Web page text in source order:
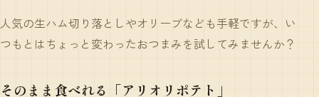
人気の生ハム切り落としやオリーブなども手軽ですが、い
つもとはちょっと変わったおつまみを試してみませんか？
そのまま食べれる「アリオリポテト」